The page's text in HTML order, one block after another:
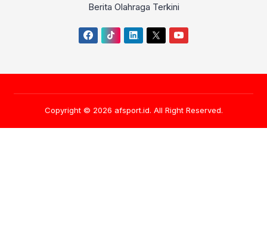
Berita Olahraga Terkini
Copyright © 2026 afsport.id. All Right Reserved.